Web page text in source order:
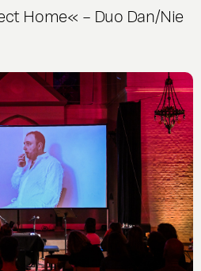
Home« – Duo Dan/Nie